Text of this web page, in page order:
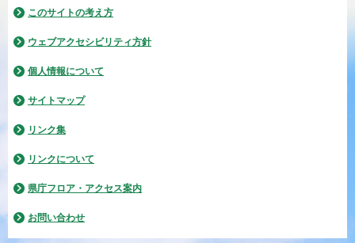
このサイトの考え方
ウェブアクセシビリティ方針
個人情報について
サイトマップ
リンク集
リンクについて
県庁フロア・アクセス案内
お問い合わせ